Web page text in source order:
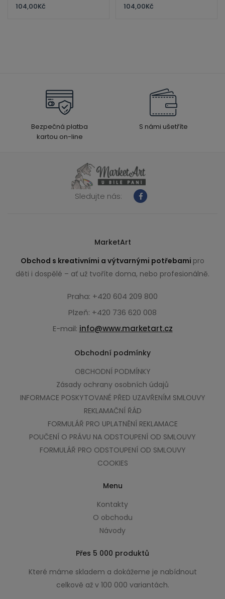
104,00Kč
104,00Kč
Bezpečná platba
kartou on-line
S námi ušetříte
Sledujte nás:
MarketArt
Obchod s kreativními a výtvarnými potřebami pro
děti i dospělé – ať už tvoříte doma, nebo profesionálně.
Praha: +420 604 209 800
Plzeň: +420 736 620 008
E-mail: info@www.marketart.cz
Obchodní podmínky
OBCHODNÍ PODMÍNKY
Zásady ochrany osobních údajů
INFORMACE POSKYTOVANÉ PŘED UZAVŘENÍM SMLOUVY
REKLAMAČNÍ ŘÁD
FORMULÁŘ PRO UPLATNĚNÍ REKLAMACE
POUČENÍ O PRÁVU NA ODSTOUPENÍ OD SMLOUVY
FORMULÁŘ PRO ODSTOUPENÍ OD SMLOUVY
COOKIES
Menu
Kontakty
O obchodu
Návody
Přes 5 000 produktů
Které máme skladem a dokážeme je nabídnout
celkově až v 100 000 variantách.